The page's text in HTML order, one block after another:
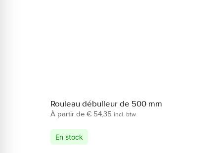
Rouleau débulleur de 500 mm
€ 54,35 incl. btw
En stock